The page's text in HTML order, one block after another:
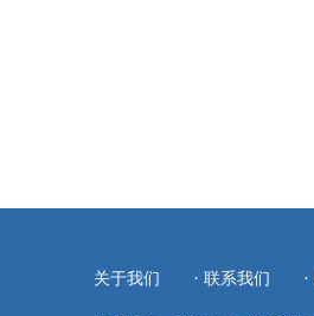
关于我们 · 联系我们 ·